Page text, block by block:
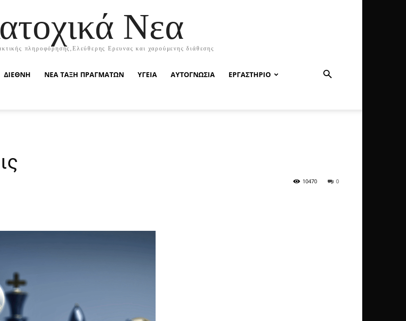
Νεα
πληροφόρησης,Ελεύθερης Ερευνας και χαρούμενης διάθεσης
ΔΙΕΘΝΗ ΝΕΑ ΤΑΞΗ ΠΡΑΓΜΑΤΩΝ ΥΓΕΙΑ ΑΥΤΟΓΝΩΣΙΑ ΕΡΓΑΣΤΗΡΙΟ
0
10470